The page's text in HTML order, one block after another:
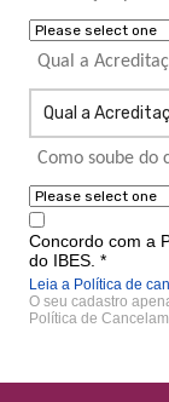
Qual a
Como soube do
Concordo com a
do IBES. *
Leia a Política de
O seu cadastro
Política de